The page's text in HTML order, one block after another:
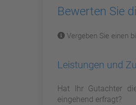
Bewerten Sie
Vergeben Sie einen
Leistungen und
Hat Ihr Gutachter
eingehend erfragt?